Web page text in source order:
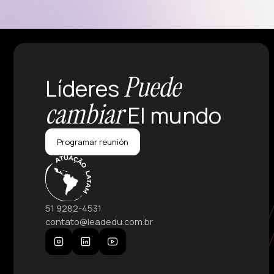
LíderesPuede
cambiarEl mundo
Programar reunión
51 9282-4531
contato@leadedu.com.br